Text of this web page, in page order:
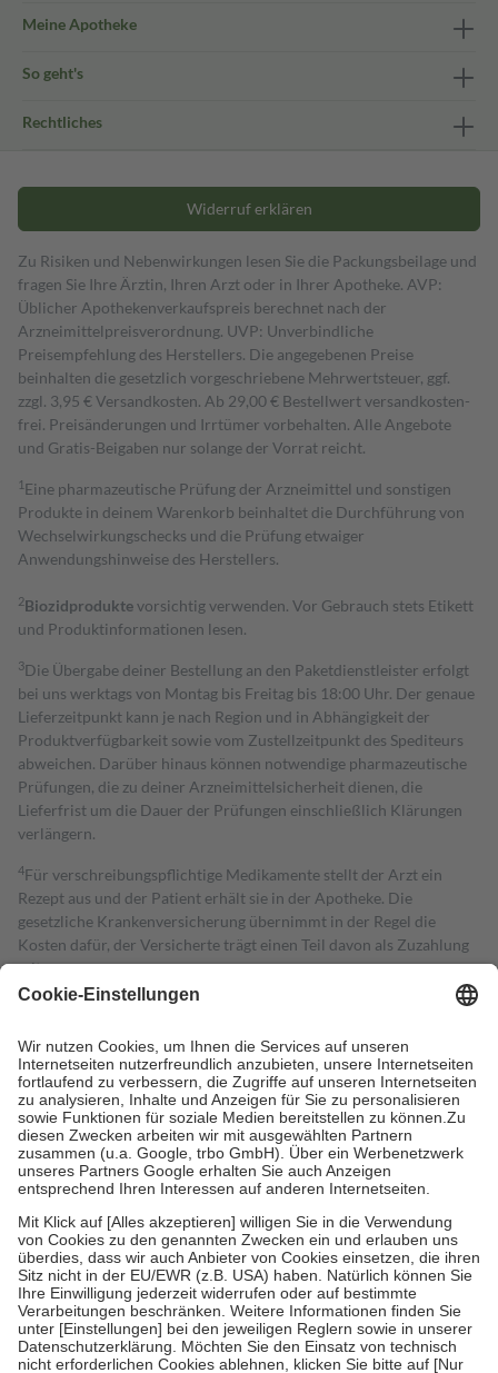
Meine Apotheke
So geht's
Rechtliches
Widerruf erklären
Zu Risiken und Nebenwirkungen lesen Sie die Packungsbeilage und
fragen Sie Ihre Ärztin, Ihren Arzt oder in Ihrer Apotheke. AVP:
Üblicher Apothekenverkaufspreis berechnet nach der
Arzneimittelpreisverordnung. UVP: Unverbindliche
Preisempfehlung des Herstellers. Die angegebenen Preise
beinhalten die gesetzlich vorgeschriebene Mehrwertsteuer, ggf.
zzgl. 3,95 € Versandkosten. Ab 29,00 € Bestell­wert versand­kosten­
frei. Preisänderungen und Irrtümer vorbehalten. Alle Angebote
und Gratis-Beigaben nur solange der Vorrat reicht.
1 Eine pharmazeutische Prüfung der Arzneimittel und sonstigen
Produkte in deinem Warenkorb beinhaltet die Durchführung von
Wechselwirkungschecks und die Prüfung etwaiger
Anwendungshinweise des Herstellers.
2Biozidproduktevorsichtig verwenden. Vor Gebrauch stets Etikett
und Produktinformationen lesen.
3Die Übergabe deiner Bestellung an den Paketdienstleister erfolgt
bei uns werktags von Montag bis Freitag bis 18:00 Uhr. Der genaue
Lieferzeitpunkt kann je nach Region und in Abhängigkeit der
Produktverfügbarkeit sowie vom Zustellzeitpunkt des Spediteurs
abweichen. Darüber hinaus können notwendige pharmazeutische
Prüfungen, die zu deiner Arzneimittelsicherheit dienen, die
Lieferfrist um die Dauer der Prüfungen einschließlich Klärungen
verlängern.
4Für verschreibungspflichtige Medikamente stellt der Arzt ein
Rezept aus und der Patient erhält sie in der Apotheke. Die
gesetzliche Krankenversicherung übernimmt in der Regel die
Kosten dafür, der Versicherte trägt einen Teil davon als Zuzahlung
mit.
Grundsätzlich leisten Mitglieder Zuzahlungen in Höhe von zehn
höchstens zehn Euro.
Es sind jedoch nie mehr als die tatsächlichen
Kosten der Leistung zu entrichten.
Diese Regeln gelten grundsätzlich auch für Online-Apotheken.
Bei Heilmitteln und häuslicher Krankenpflege beträgt die
Zuzahlung zehn Prozent der Kosten sowie zehn Euro je
Verordnung.
Um das Engagement der Versicherten für ihre eigene Gesundheit zu
stärken und die besondere Stellung der Familie zu unterstützen,
fallenkeine Zuzahlungenan bei:
• Kindern und Jugendlichen bis zum vollendeten 18. Lebensjahr
mit Ausnahme der Fahrkosten
• Untersuchungen zur Vorsorge und Früherkennung, die von der
GKV getragen werden
• empfohlenen Schutzimpfungen
• Harn- und Blutteststreifen